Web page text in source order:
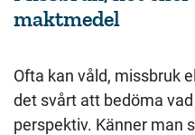
maktmedel
Ofta kan våld, missbruk
det svårt att bedöma
perspektiv. Känner man